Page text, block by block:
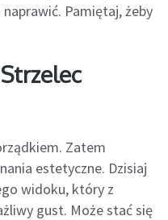
Pamiętaj, żeby
Zatem
estetyczne. Dzisiaj
widoku, który z
gust. Może stać się